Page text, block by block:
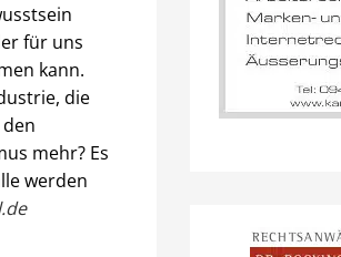
für uns
kann.
die
mehr? Es
werden